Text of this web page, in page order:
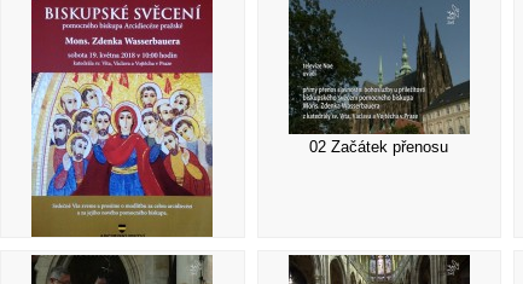
01 Přizvání
02 Začátek přenosu